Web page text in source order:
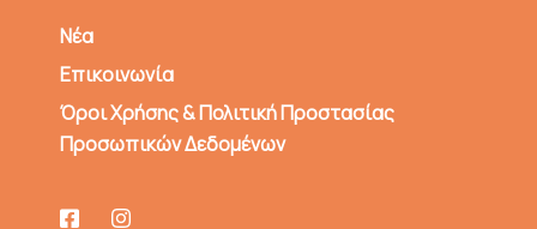
Νέα
Επικοινωνία
Όροι Χρήσης & Πολιτική Προστασίας
Προσωπικών Δεδομένων